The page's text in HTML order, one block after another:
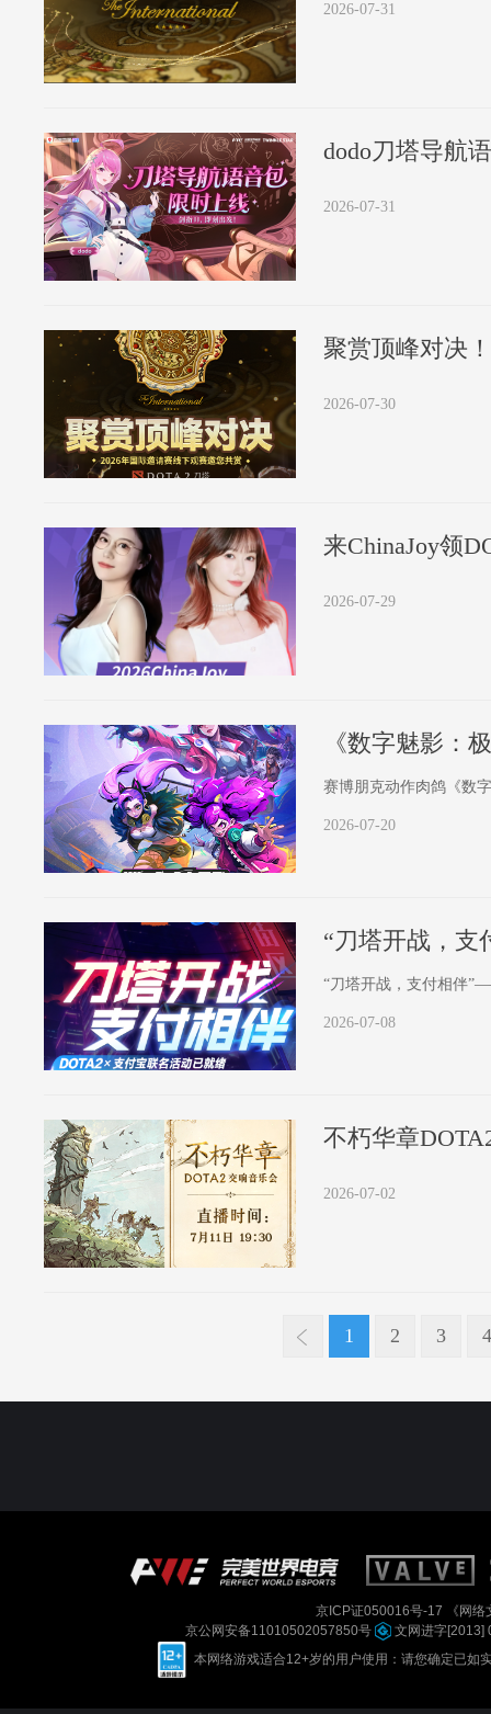
2026-07-31
dodo刀塔导航
2026-07-31
聚赏顶峰对决
2026-07-30
2026-07-29
《数字魅影：
赛博朋克动作肉鸽《数
2026-07-20
“刀塔开战，
“刀塔开战，支付相伴
2026-07-08
不朽华章
2026-07-02
1 2 3 4
京ICP证050016号-17
《网
京公网安备11010502057850号
文网进字[2013]
本网络游戏适合12+岁的用户使用：请您确定已如